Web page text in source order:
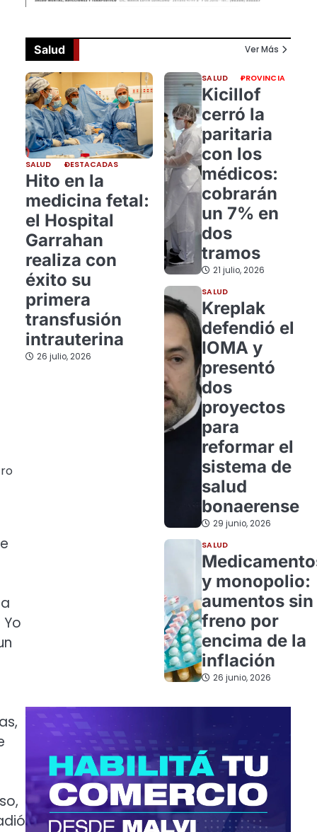
Salud Ver Más
SALUD DESTACADAS
Hito en la
medicina fetal:
el Hospital
Garrahan
realiza con
éxito su
primera
transfusión
intrauterina
26 julio, 2026
SALUD PROVINCIA
Kicillof
cerró la
paritaria
con los
médicos:
cobrarán
un 7% en
dos
tramos
21 julio, 2026
SALUD
Kreplak
defendió el
IOMA y
presentó
dos
proyectos
para
reformar el
sistema de
salud
bonaerense
29 junio, 2026
SALUD
y monopolio:
aumentos sin
freno por
encima de la
inflación
26 junio, 2026